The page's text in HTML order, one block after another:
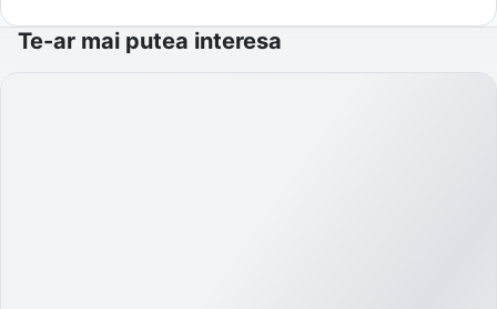
Te-ar mai putea interesa